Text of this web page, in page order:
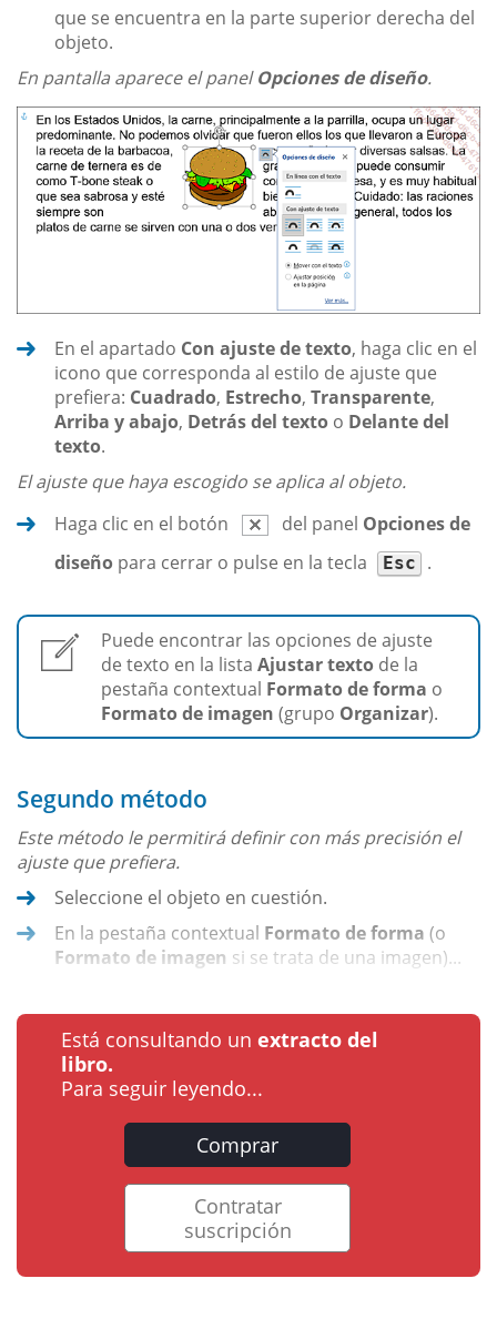
que se encuentra en la parte superior derecha del
objeto.
En pantalla aparece el panelOpciones de diseño.
En el apartado Con ajuste de texto, haga clic en el
icono que corresponda al estilo de ajuste que
prefiera: Cuadrado, Estrecho, Transparente,
Arriba y abajo, Detrás del texto o Delante del
texto.
El ajuste que haya escogido se aplica al objeto.
Haga clic en el botón
del panel Opciones de
diseño para cerrar o pulse en la tecla Esc .
Puede encontrar las opciones de ajuste
de texto en la lista Ajustar texto de la
pestaña contextual Formato de forma o
Formato de imagen (grupo Organizar).
Segundo método
Este método le permitirá definir con más precisión el
ajuste que prefiera.
Seleccione el objeto en cuestión.
En la pestaña contextual Formato de forma (o
Formato de imagen si se trata de una imagen)...
Está consultando un extracto del
libro.
Para seguir leyendo...
Comprar
Contratar
suscripción